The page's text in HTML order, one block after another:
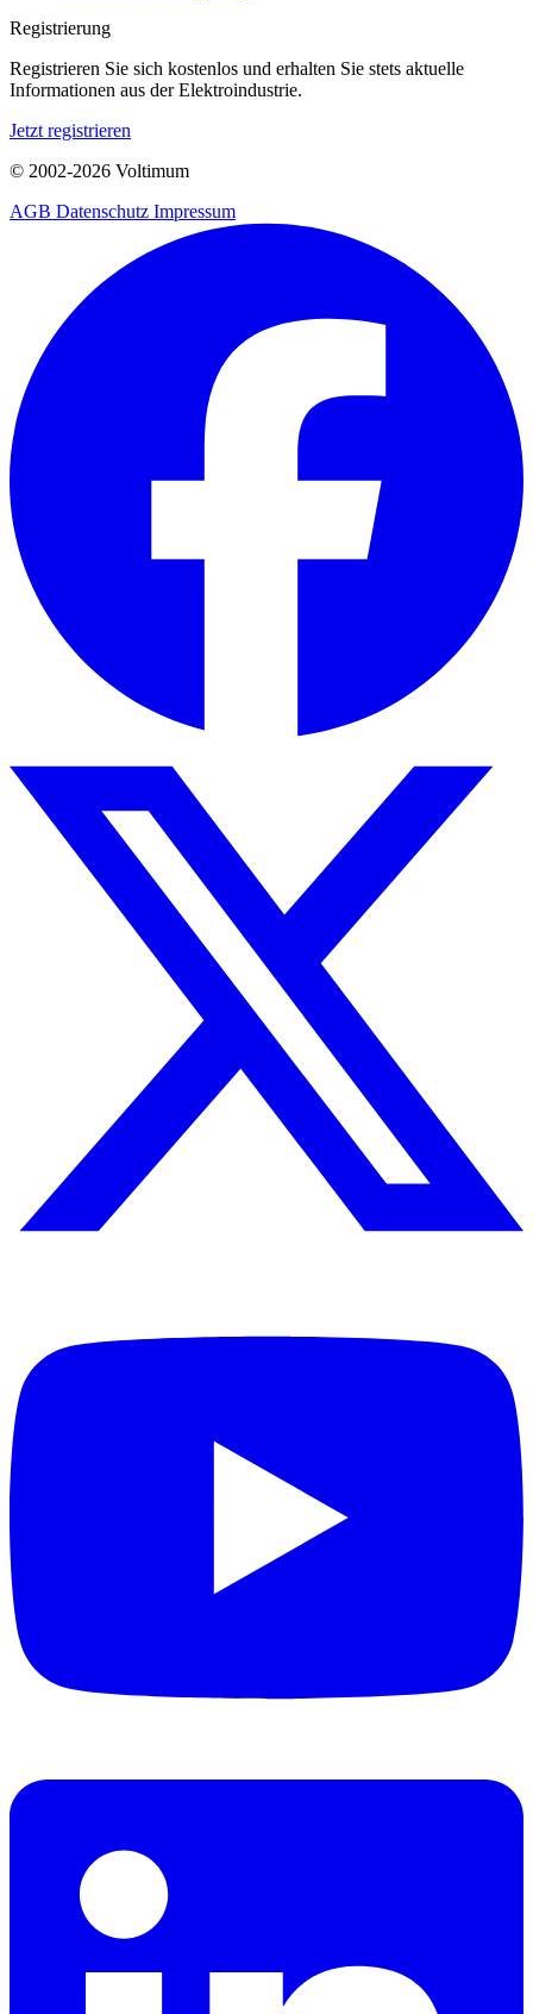
Registrierung
Registrieren Sie sich kostenlos und erhalten Sie stets aktuelle
Informationen aus der Elektroindustrie.
Jetzt registrieren
© 2002-2026 Voltimum
AGB Datenschutz Impressum